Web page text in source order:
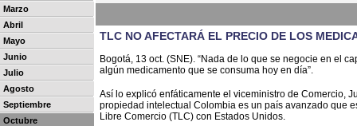
Marzo
Abril
Mayo
Junio
Julio
Agosto
Septiembre
Octubre
TLC NO AFECTARÁ EL PRECIO DE LOS
Bogotá, 13 oct. (SNE). “Nada de lo que se negocie en el
algún medicamento que se consuma hoy en día”.
Así lo explicó enfáticamente el viceministro de Comercio,
propiedad intelectual Colombia es un país avanzado que
Libre Comercio (TLC) con Estados Unidos.